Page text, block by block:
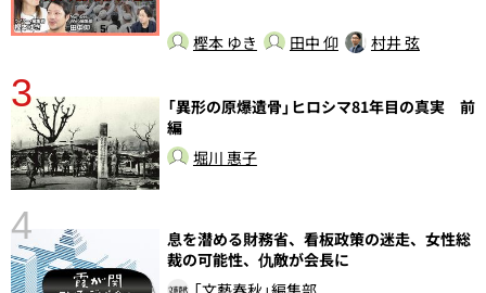
樫本 ゆき 田中 仰 村井 弦
3
「異形の原爆遺骨」ヒロシマ81年目の真実 前
編
堀川 惠子
4
息を潜める財務省、看板政策の迷走、女性総
裁の可能性、仇敵が会長に